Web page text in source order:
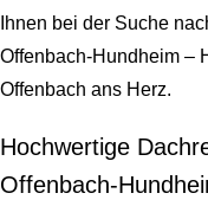
Ihnen bei der Suche
Offenbach-Hundheim –
Offenbach ans Herz.
Hochwertige
Offenbach-